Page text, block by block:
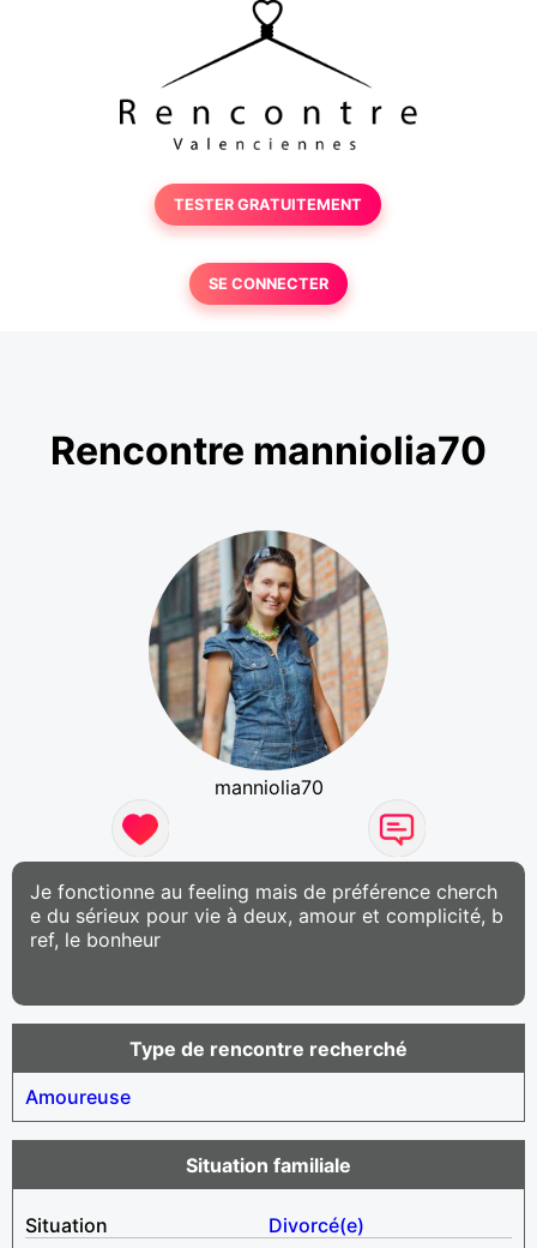
TESTER GRATUITEMENT
SE CONNECTER
Rencontre manniolia70
manniolia70
Je fonctionne au feeling mais de préférence cherch
e du sérieux pour vie à deux, amour et complicité, b
ref, le bonheur
Type de rencontre recherché
Amoureuse
Situation familiale
Situation
Divorcé(e)